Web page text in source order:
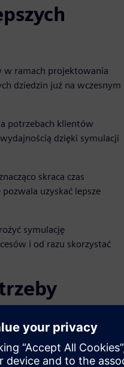
w ramach projektowania
dziedzin już na wczesnym
potrzebach klientów
dzięki symulacji
skraca czas
uzyskać lepsze
symulację
i od razu skorzystać
lepiej zoptymalizowane
inteligentnych,